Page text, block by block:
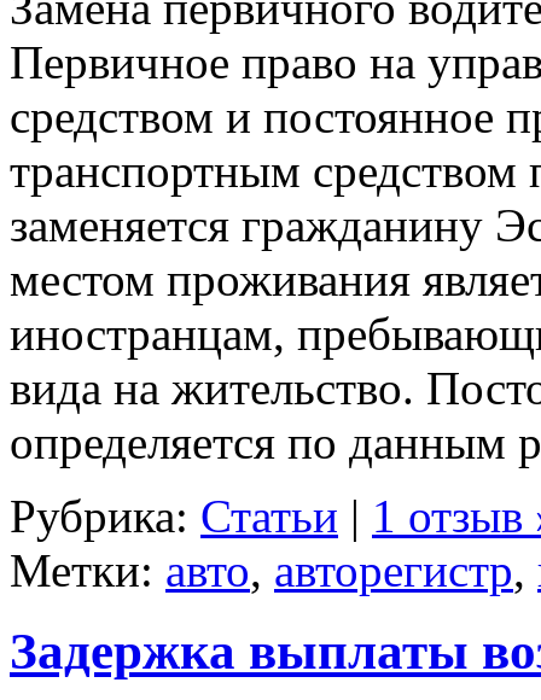
Первичное право на
средством и постоянное
транспортным средством
заменяется гражданину
местом проживания
иностранцам,
вида на жительство.
определяется по данным
Рубрика: Статьи | 1 отзыв
Метки: авто, авторегистр,
Задержка выплаты